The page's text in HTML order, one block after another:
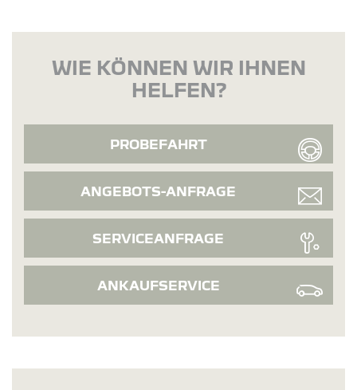
WIE KÖNNEN WIR IHNEN
HELFEN?
PROBEFAHRT
ANGEBOTS-ANFRAGE
SERVICEANFRAGE
ANKAUFSERVICE